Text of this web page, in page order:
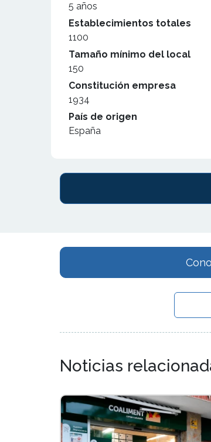
5 años
Establecimientos totales
1100
Tamaño mínimo del local
150
Constitución empresa
1934
País de origen
España
Noticias